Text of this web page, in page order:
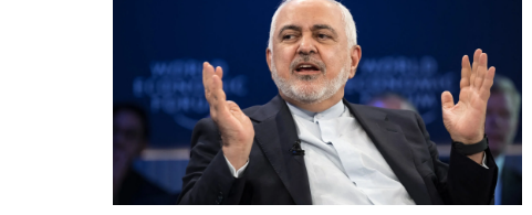
ยากที่จะบรรลุได้ในขณะนี้